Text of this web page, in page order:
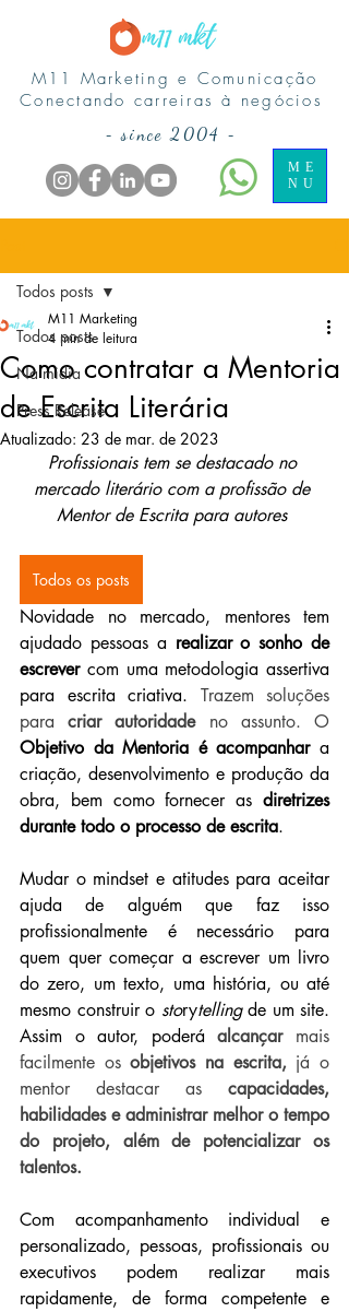
M11 Marketing e Comunicação
Conectando carreiras à negócios
ME
NU
-since 2004 -
Todos posts
Na midia
Press Release
Todos posts
Como contratar a Mentoria
de Escrita Literária
M11 Marketing
4 min de leitura
Atualizado: 23 de mar. de 2023
Profissionais tem se destacado no
mercado literário com a profissão de
Mentor de Escrita para autores
Todos os posts
Novidade no mercado, mentores tem
ajudado pessoas a realizar o sonho de
escrever com uma metodologia assertiva
para escrita criativa. Trazem soluções
para criar autoridade
Objetivo da Mentoria é acompanhar a
criação, desenvolvimento e produção da
obra, bem como fornecer as diretrizes
durante todo o processo de escrita.
Mudar o mindset e atitudes para aceitar
ajuda de alguém que faz isso
profissionalmente é necessário para
quem quer começar a escrever um livro
do zero, um texto, uma história, ou até
mesmo construir o storytelling de um site.
Assim o autor, poderá alcançar mais
facilmente os objetivos na escrita, já o
mentor destacar as capacidades,
habilidades e administrar melhor o tempo
do projeto, além de potencializar os
talentos.
Com acompanhamento individual e
personalizado, pessoas, profissionais ou
executivos podem realizar mais
rapidamente, de forma competente e